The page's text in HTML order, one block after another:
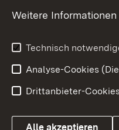
Weitere
Link zum
Weitere
Technisch
Analyse-Cookies
Drittanbieter-
Alle akzeptieren